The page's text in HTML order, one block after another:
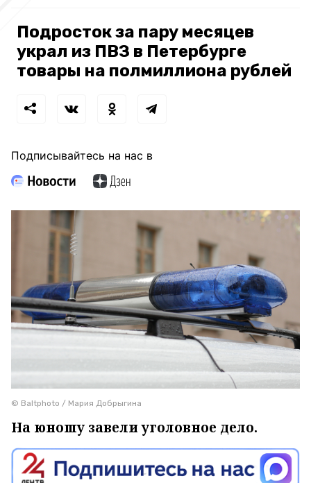
Подросток за пару месяцев
украл из ПВЗ в Петербурге
товары на полмиллиона рублей
Подписывайтесь на нас в
© Baltphoto / Мария Добрыгина
На юношу завели уголовное дело.